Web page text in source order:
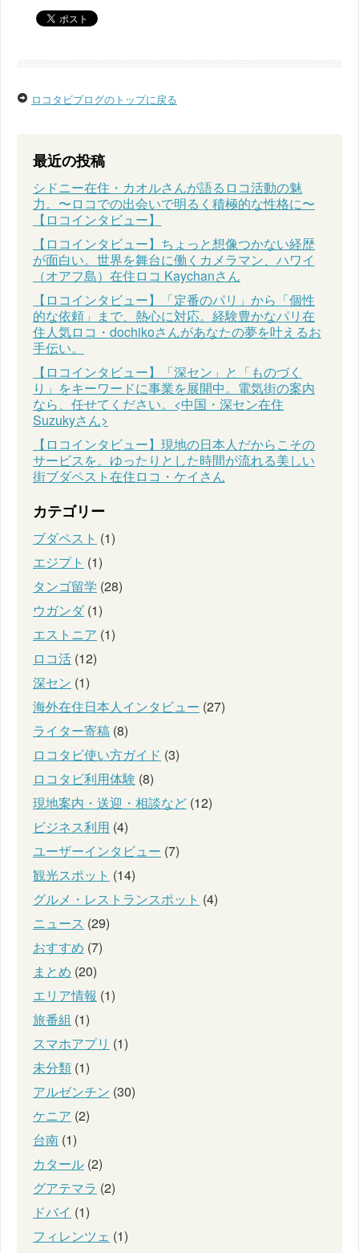
ロコタビブログのトップに戻る
最近の投稿
シドニー在住・カオルさんが語るロコ活動の魅
力。〜ロコでの出会いで明るく積極的な性格に〜
【ロコインタビュー】
【ロコインタビュー】ちょっと想像つかない経歴
が面白い。世界を舞台に働くカメラマン、ハワイ
（オアフ島）在住ロコ Kaychanさん
【ロコインタビュー】「定番のパリ」から「個性
的な依頼」まで、熱心に対応。経験豊かなパリ在
住人気ロコ・dochikoさんがあなたの夢を叶えるお
手伝い。
【ロコインタビュー】「深セン」と「ものづく
り」をキーワードに事業を展開中。電気街の案内
なら、任せてください。<中国・深セン在住
Suzukyさん>
【ロコインタビュー】現地の日本人だからこその
サービスを。ゆったりとした時間が流れる美しい
街ブダペスト在住ロコ・ケイさん
カテゴリー
ブダペスト (1)
エジプト (1)
タンゴ留学 (28)
ウガンダ(1)
エストニア (1)
ロコ活 (12)
深セン (1)
海外在住日本人インタビュー (27)
ライター寄稿 (8)
ロコタビ使い方ガイド (3)
ロコタビ利用体験 (8)
現地案内・送迎・相談など (12)
ビジネス利用 (4)
ユーザーインタビュー (7)
観光スポット (14)
グルメ・レストランスポット (4)
ニュース (29)
おすすめ (7)
まとめ (20)
エリア情報 (1)
旅番組 (1)
スマホアプリ (1)
未分類 (1)
アルゼンチン (30)
ケニア (2)
台南 (1)
カタール (2)
グアテマラ (2)
ドバイ (1)
フィレンツェ (1)